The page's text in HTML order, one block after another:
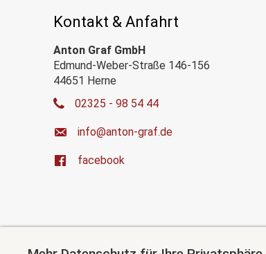
Kontakt & Anfahrt
Anton Graf GmbH
Edmund-Weber-Straße 146-156
44651 Herne
02325 - 98 54 44
ed.farg-notna@ofni
facebook